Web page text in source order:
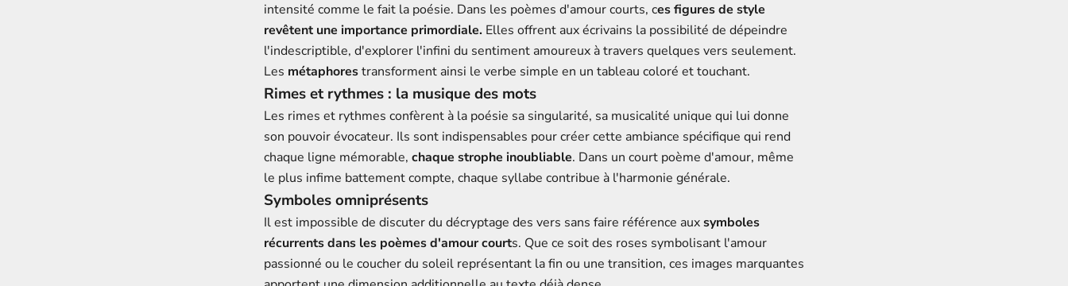
intensité comme le fait la poésie. Dans les poèmes d'amour courts, ces figures de style
revêtent une importance primordiale. Elles offrent aux écrivains la possibilité de dépeindre
l'indescriptible, d'explorer l'infini du sentiment amoureux à travers quelques vers seulement.
Les métaphorestransforment ainsi le verbe simple en un tableau coloré et touchant.
Rimes et rythmes : la musique des mots
Les rimes et rythmes confèrent à la poésie sa singularité, sa musicalité unique qui lui donne
son pouvoir évocateur. Ils sont indispensables pour créer cette ambiance spécifique qui rend
chaque ligne mémorable, chaque strophe inoubliable. Dans un court poème d'amour, même
le plus infime battement compte, chaque syllabe contribue à l'harmonie générale.
Symboles omniprésents
Il est impossible de discuter du décryptage des vers sans faire référence auxsymboles
récurrents dans les poèmes d'amour courts. Que ce soit des roses symbolisant l'amour
passionné ou le coucher du soleil représentant la fin ou une transition, ces images marquantes